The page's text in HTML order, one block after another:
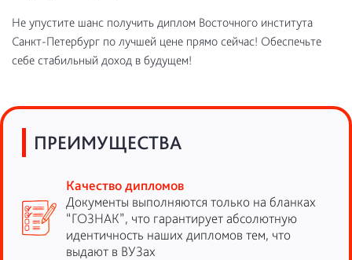
Не упустите шанс получить диплом Восточного института
Санкт-Петербург по лучшей цене прямо сейчас! Обеспечьте
себе стабильный доход в будущем!
ПРЕИМУЩЕСТВА
Качество дипломов
Документы выполняются только на бланках
“ГОЗНАК”, что гарантирует абсолютную
идентичность наших дипломов тем, что
выдают в ВУЗах